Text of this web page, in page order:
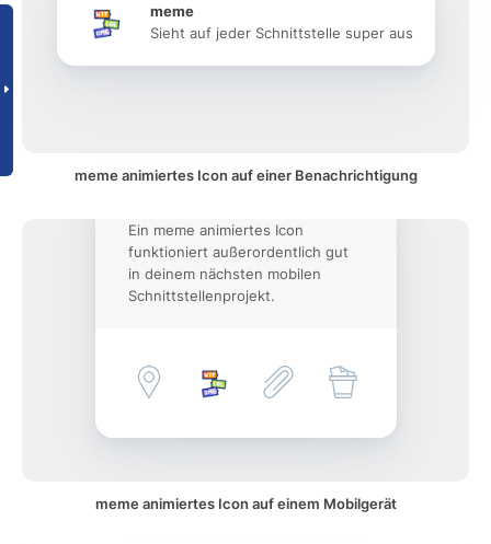
meme
Sieht auf jeder Schnittstelle super aus
meme animiertes Icon auf einer Benachrichtigung
Ein meme animiertes Icon
funktioniert außerordentlich gut
in deinem nächsten mobilen
Schnittstellenprojekt.
meme animiertes Icon auf einem Mobilgerät